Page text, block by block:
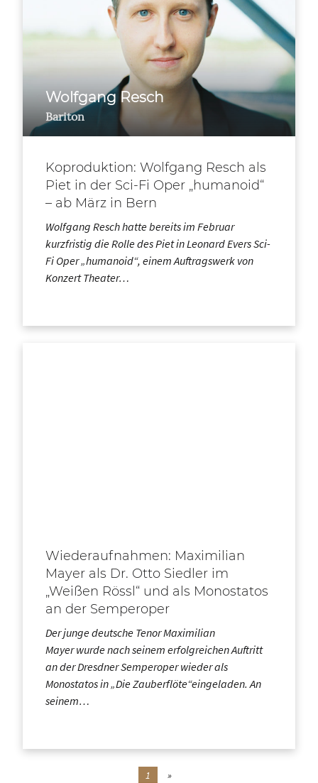
Wolfgang Resch
Bariton
Koproduktion: Wolfgang Resch als
Piet in der Sci-Fi Oper „humanoid“
– ab März in Bern
Wolfgang Resch hatte bereits im Februar
kurzfristig die Rolle des Piet in Leonard Evers Sci-
Fi Oper „humanoid“, einem Auftragswerk von
Konzert Theater…
Wiederaufnahmen: Maximilian
Mayer als Dr. Otto Siedler im
„Weißen Rössl“ und als Monostatos
an der Semperoper
Der junge deutsche Tenor Maximilian
Mayer wurde nach seinem erfolgreichen Auftritt
an der Dresdner Semperoper wieder als
Monostatos in „Die Zauberflöte“eingeladen. An
seinem…
1 »